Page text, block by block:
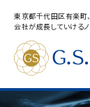
東京都千代田区有楽町
会社が成長していける